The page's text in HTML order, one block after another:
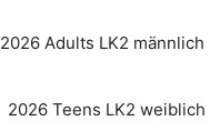
2026 Adults LK2 männlich
2026 Teens LK2 weiblich